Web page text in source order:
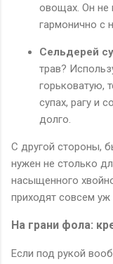
овощах. Он не
гармонично с
Сельдерей
трав?
горьковатую,
супах, рагу и
долго.
С другой стороны,
нужен не столько
насыщенного
приходят совсем уж
На грани фола:
Если под рукой